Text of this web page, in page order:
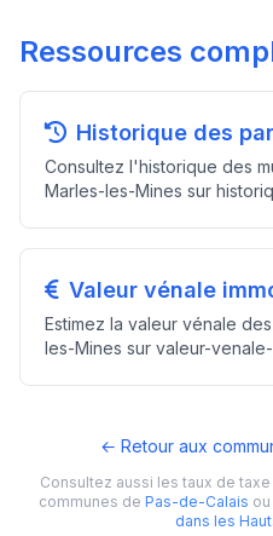
Ressources
Historique des
Consultez l'historique des
Marles-les-Mines sur
Valeur vénale
Estimez la valeur vénale
les-Mines sur valeur-
← Retour aux
Consultez aussi les taux de
communes de Pas-de-Calais
dans les